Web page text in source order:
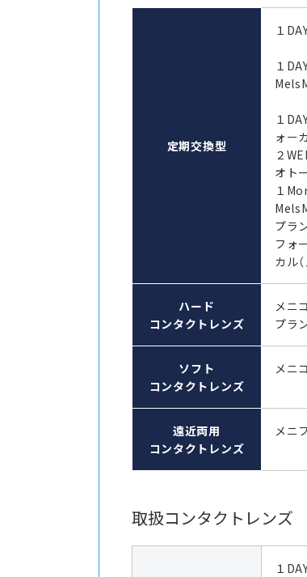
定期交換型
１
１
１
ォー
２
オト
１
プラ
フォ
カル
ハード
コンタクトレンズ
メニ
プラ
ソフト
コンタクトレンズ
メニ
遠近両用
コンタクトレンズ
メニ
取扱コンタクトレンズ
１